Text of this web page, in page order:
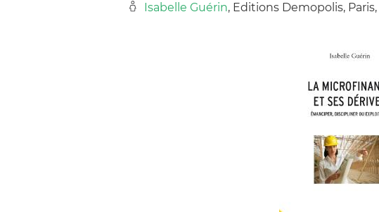
Isabelle Guérin, Editions Demopolis, Paris,